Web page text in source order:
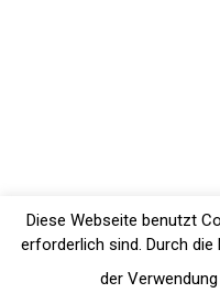
Diese Webseite benutzt
erforderlich sind. Durch
der